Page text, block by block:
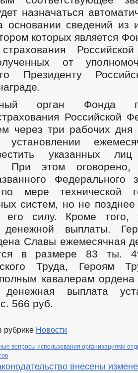
назначаться
основании сведений из
которых является
страхования
от
Президенту
орган Фонда
Российской
через три рабочих дня
указанных
При этом
Федерального
мере технической
систем, но не
его силу. Кроме того,
денежной выплаты.
Славы ежемесячная
в размере 83 ты.
Труда, Героям
кавалерам
денежная выплата
566 руб.
рубрике Новости
вопросы использования организациями
внесены